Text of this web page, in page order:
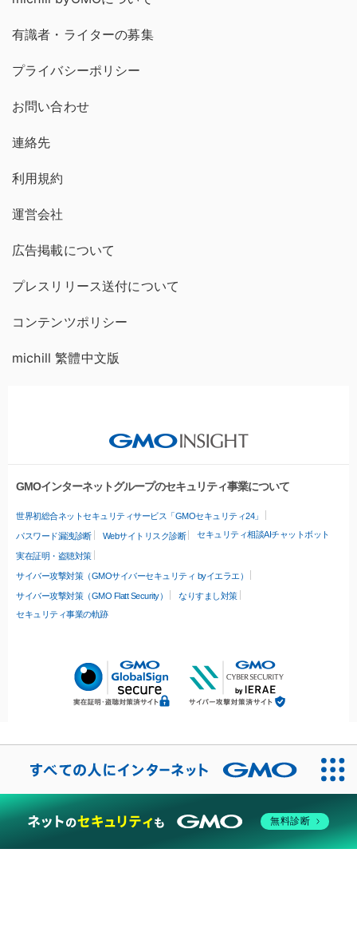
有識者・ライターの募集
プライバシーポリシー
お問い合わせ
連絡先
利用規約
運営会社
広告掲載について
プレスリリース送付について
コンテンツポリシー
michill 繁體中文版
GMOインターネットグループのセキュリティ事業について
世界初総合ネットセキュリティサービス「GMOセキュリティ24」
パスワード漏洩診断 Webサイトリスク診断 セキュリティ相談AIチャットボット
実在証明・盗聴対策
サイバー攻撃対策（GMOサイバーセキュリティ byイエラエ）
サイバー攻撃対策（GMO Flatt Security）
なりすまし対策
セキュリティ事業の軌跡
無料診断